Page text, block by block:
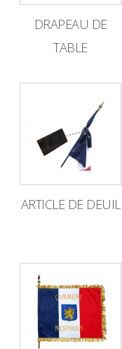
DRAPEAU DE
TABLE
ARTICLE DE DEUIL